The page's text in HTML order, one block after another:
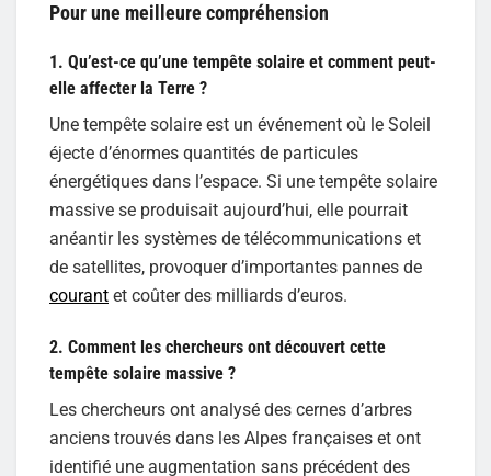
Pour une meilleure compréhension
1. Qu’est-ce qu’une tempête solaire et comment peut-
elle affecter la Terre ?
Une tempête solaire est un événement où le Soleil
éjecte d’énormes quantités de particules
énergétiques dans l’espace. Si une tempête solaire
massive se produisait aujourd’hui, elle pourrait
anéantir les systèmes de télécommunications et
de satellites, provoquer d’importantes pannes de
courant et coûter des milliards d’euros.
2. Comment les chercheurs ont découvert cette
tempête solaire massive ?
Les chercheurs ont analysé des cernes d’arbres
anciens trouvés dans les Alpes françaises et ont
identifié une augmentation sans précédent des